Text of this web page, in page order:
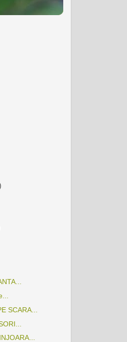
SCARA...